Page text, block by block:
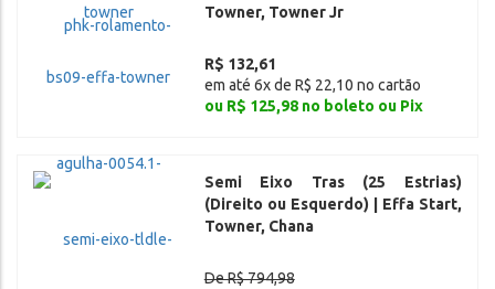
Towner, Towner Jr
R$ 132,61
em até 6x de R$ 22,10 no cartão
ou R$ 125,98 no boleto ou Pix
Semi Eixo Tras (25 Estrias)
(Direito ou Esquerdo) | Effa Start,
Towner, Chana
De R$ 794,98